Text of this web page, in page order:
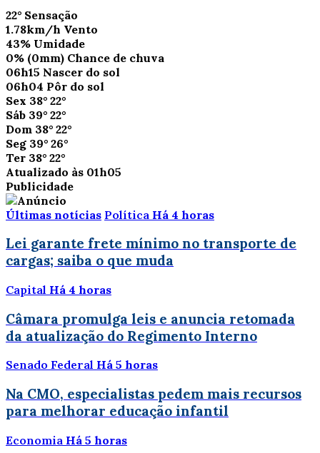
22° Sensação
1.78km/h Vento
43% Umidade
0% (0mm) Chance de chuva
06h15 Nascer do sol
06h04 Pôr do sol
Sex 38° 22°
Sáb 39° 22°
Dom 38° 22°
Seg 39° 26°
Ter 38° 22°
Atualizado às 01h05
Publicidade
Últimas notícias Política Há 4 horas
Lei garante frete mínimo no transporte de
cargas; saiba o que muda
Capital Há 4 horas
Câmara promulga leis e anuncia retomada
da atualização do Regimento Interno
Senado Federal Há 5 horas
Na CMO, especialistas pedem mais recursos
para melhorar educação infantil
Economia Há 5 horas